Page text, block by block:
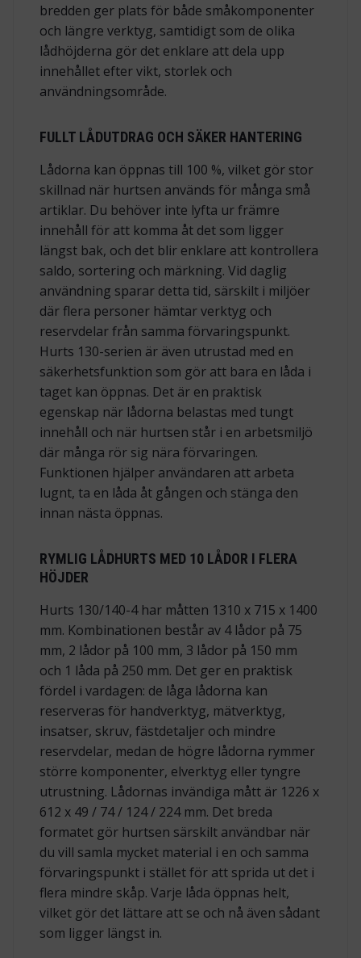
bredden ger plats för både småkomponenter
och längre verktyg, samtidigt som de olika
lådhöjderna gör det enklare att dela upp
innehållet efter vikt, storlek och
användningsområde.
FULLT LÅDUTDRAG OCH SÄKER HANTERING
Lådorna kan öppnas till 100 %, vilket gör stor
skillnad när hurtsen används för många små
artiklar. Du behöver inte lyfta ur främre
innehåll för att komma åt det som ligger
längst bak, och det blir enklare att kontrollera
saldo, sortering och märkning. Vid daglig
användning sparar detta tid, särskilt i miljöer
där flera personer hämtar verktyg och
reservdelar från samma förvaringspunkt.
Hurts 130-serien är även utrustad med en
säkerhetsfunktion som gör att bara en låda i
taget kan öppnas. Det är en praktisk
egenskap när lådorna belastas med tungt
innehåll och när hurtsen står i en arbetsmiljö
där många rör sig nära förvaringen.
Funktionen hjälper användaren att arbeta
lugnt, ta en låda åt gången och stänga den
innan nästa öppnas.
RYMLIG LÅDHURTS MED 10 LÅDOR I FLERA
HÖJDER
Hurts 130/140-4 har måtten 1310 x 715 x 1400
mm. Kombinationen består av 4 lådor på 75
mm, 2 lådor på 100 mm, 3 lådor på 150 mm
och 1 låda på 250 mm. Det ger en praktisk
fördel i vardagen: de låga lådorna kan
reserveras för handverktyg, mätverktyg,
insatser, skruv, fästdetaljer och mindre
reservdelar, medan de högre lådorna rymmer
större komponenter, elverktyg eller tyngre
utrustning. Lådornas invändiga mått är 1226 x
612 x 49 / 74 / 124 / 224 mm. Det breda
formatet gör hurtsen särskilt användbar när
du vill samla mycket material i en och samma
förvaringspunkt i stället för att sprida ut det i
flera mindre skåp. Varje låda öppnas helt,
vilket gör det lättare att se och nå även sådant
som ligger längst in.